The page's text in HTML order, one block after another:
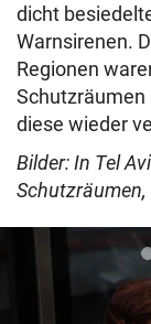
dicht
Warnsirenen.
Regionen
Schutzräumen
diese wieder
Bilder: In Tel